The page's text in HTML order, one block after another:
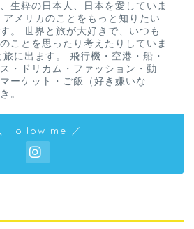
生粋の日本人、日本を愛していま
メリカのことをもっと知りたい
。 世界と旅が大好きで、いつも
ことを思ったり考えたりしていま
に出ます。 飛行機・空港・船・
・ドリカム・ファッション・動
ーケット・ご飯（好き嫌いな
。
Follow me ／